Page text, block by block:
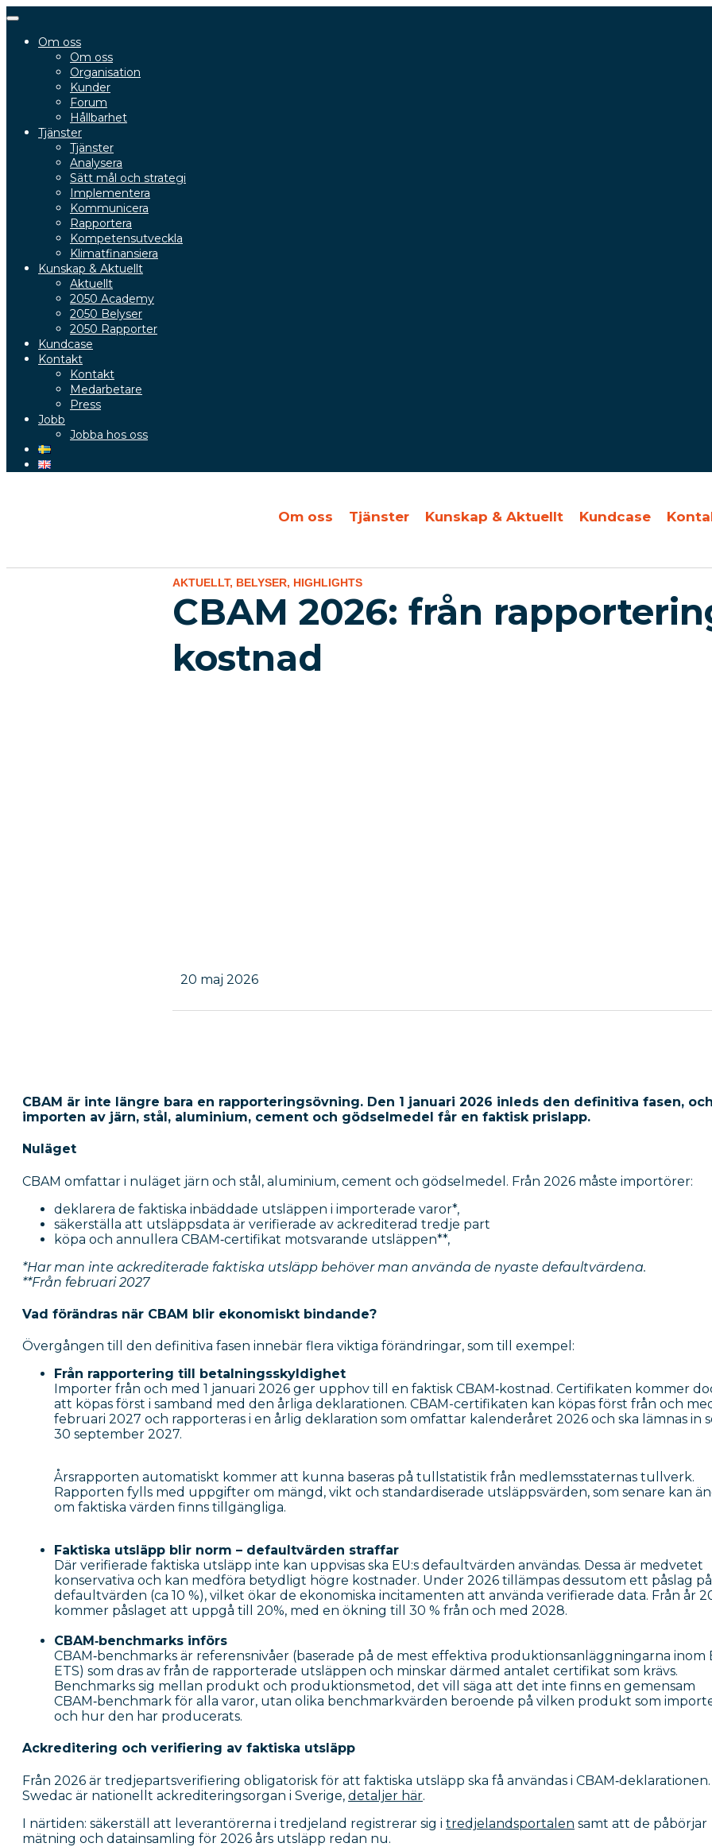
Slå
navigeringOm oss
Om oss
Organisation
Kunder
Forum
Hållbarhet
Tjänster
Tjänster
Analysera
Sätt mål och strategi
Implementera
Kommunicera
Rapportera
Kompetensutveckla
Klimatfinansiera
Kunskap & Aktuellt
Aktuellt
2050 Academy
2050 Belyser
2050 Rapporter
Kundcase
Kontakt
Kontakt
Medarbetare
Press
Jobb
Jobba hos oss
Om oss Tjänster Kunskap & Aktuellt Kundcase
AKTUELLT, BELYSER, HIGHLIGHTS
CBAM 2026: från
kostnad
20 maj 2026
CBAM är inte längre bara en rapporteringsövning. Den 1 januari 2026 inleds den definitiva fasen, och
importen av järn, stål, aluminium, cement och gödselmedel får en faktisk prislapp.
Nuläget
CBAM omfattar i nuläget järn och stål, aluminium, cement och gödselmedel. Från 2026 måste importörer:
deklarera de faktiska inbäddade utsläppen i importerade varor*,
säkerställa att utsläppsdata är verifierade av ackrediterad tredje part
köpa och annullera CBAM‑certifikat motsvarande utsläppen**,
*Har man inte ackrediterade faktiska utsläpp behöver man använda de nyaste defaultvärdena.
**Från februari 2027
Vad förändras när CBAM blir ekonomiskt bindande?
Övergången till den definitiva fasen innebär flera viktiga förändringar, som till exempel:
Från rapportering till betalningsskyldighet
Importer från och med 1 januari 2026 ger upphov till en faktisk CBAM‑kostnad. Certifikaten kommer
att köpas först i samband med den årliga deklarationen. CBAM-certifikaten kan köpas först från och
februari 2027 och rapporteras i en årlig deklaration som omfattar kalenderåret 2026 och ska lämnas in
30 september 2027.
Årsrapporten automatiskt kommer att kunna baseras på tullstatistik från medlemsstaternas tullverk.
Rapporten fylls med uppgifter om mängd, vikt och standardiserade utsläppsvärden, som senare kan
om faktiska värden finns tillgängliga.
Faktiska utsläpp blir norm – defaultvärden straffar
Där verifierade faktiska utsläpp inte kan uppvisas ska EU:s defaultvärden användas. Dessa är medvetet
konservativa och kan medföra betydligt högre kostnader. Under 2026 tillämpas dessutom ett påslag på
defaultvärden (ca 10 %), vilket ökar de ekonomiska incitamenten att använda verifierade data. Från år
kommer påslaget att uppgå till 20%, med en ökning till 30 % från och med 2028.
CBAM‑benchmarks införs
CBAM‑benchmarks är referensnivåer (baserade på de mest effektiva produktionsanläggningarna inom
ETS) som dras av från de rapporterade utsläppen och minskar därmed antalet certifikat som krävs.
Benchmarks sig mellan produkt och produktionsmetod, det vill säga att det inte finns en gemensam
CBAM‑benchmark för alla varor, utan olika benchmarkvärden beroende på vilken produkt som
och hur den har producerats.
Ackreditering och verifiering av faktiska utsläpp
Från 2026 är tredjepartsverifiering obligatorisk för att faktiska utsläpp ska få användas i CBAM‑deklarationen.
Swedac är nationellt ackrediteringsorgan i Sverige, detaljer här.
I närtiden: säkerställ att leverantörerna i tredjeland registrerar sig i tredjelandsportalen samt att de påbörjar
mätning och datainsamling för 2026 års utsläpp redan nu.